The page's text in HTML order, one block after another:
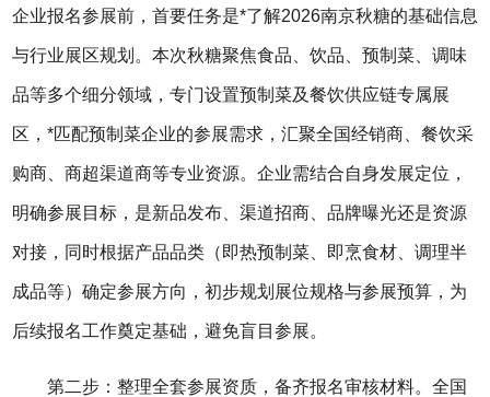
企业报名参展前，首要任务是*了解2026南京秋糖的基础信息
与行业展区规划。本次秋糖聚焦食品、饮品、预制菜、调味
品等多个细分领域，专门设置预制菜及餐饮供应链专属展
区，*匹配预制菜企业的参展需求，汇聚全国经销商、餐饮采
购商、商超渠道商等专业资源。企业需结合自身发展定位，
明确参展目标，是新品发布、渠道招商、品牌曝光还是资源
对接，同时根据产品品类（即热预制菜、即烹食材、调理半
成品等）确定参展方向，初步规划展位规格与参展预算，为
后续报名工作奠定基础，避免盲目参展。
第二步：整理全套参展资质，备齐报名审核材料。全国